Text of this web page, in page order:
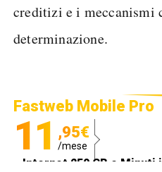
creditizi e i meccanismi
determinazione.
Fastweb Mobile Pro
11 ,95€
/mese
Internet 250 GB e